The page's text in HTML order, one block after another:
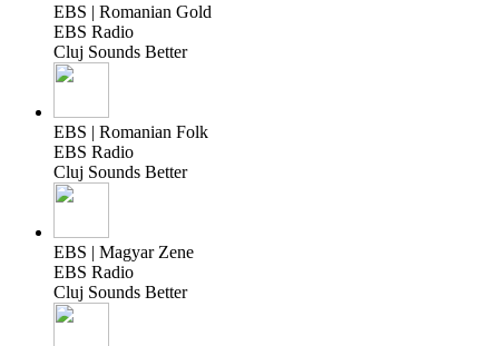
EBS | Romanian Gold
EBS Radio
Cluj Sounds Better
EBS | Romanian Folk
EBS Radio
Cluj Sounds Better
EBS | Magyar Zene
EBS Radio
Cluj Sounds Better